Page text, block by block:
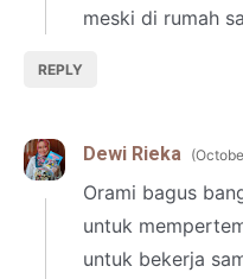
meski di rumah
REPLY
Dewi Rieka
Orami bagus
untuk
untuk bekerja